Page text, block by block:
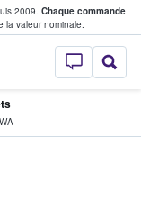
2009. Chaque commande
la valeur nominale.
- Où
billets
WA